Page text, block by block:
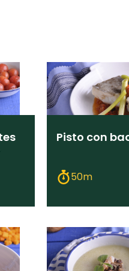
DE
FLAN
50 min
Pisto con
50m